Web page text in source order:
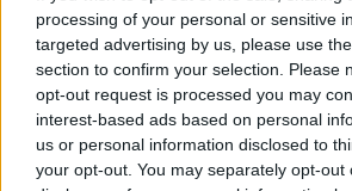
processing of your personal or sensitive
targeted advertising by us, please use
section to confirm your selection. Please
opt-out request is processed you may
interest-based ads based on personal
us or personal information disclosed to
your opt-out. You may separately opt-out
1. Να πάρετε μαζί σαςένα
αναψυκτικό. Επίσης ένα ρολόι
φανεί πολύ χρήσιμο
2. Να αφήσετε τοκινητό
διότι απαγορεύεται αυστηρά